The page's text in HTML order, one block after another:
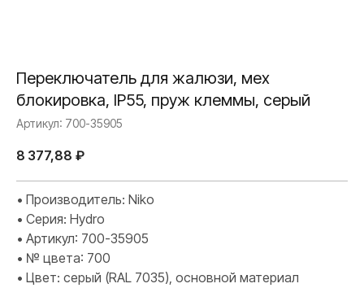
Переключатель для жалюзи, мех
блокировка, IP55, пруж клеммы, серый
Артикул: 700-35905
8 377,88 ₽
• Производитель: Niko
• Серия: Hydro
• Артикул: 700-35905
• № цвета: 700
• Цвет: серый (RAL 7035), основной материал